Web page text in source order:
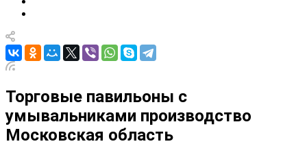
Торговые павильоны с
умывальниками производство
Московская область